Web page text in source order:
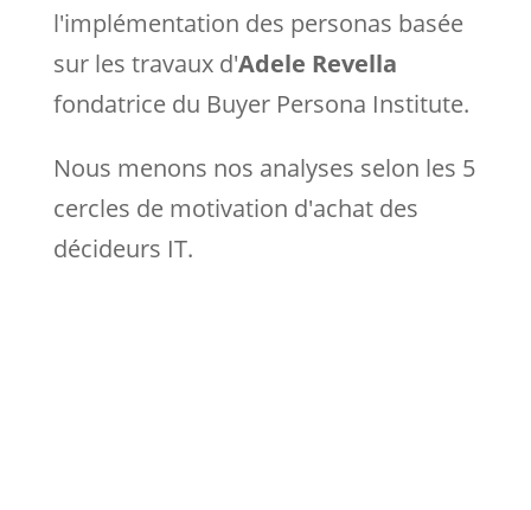
l'implémentation des personas basée
sur les travaux d'Adele Revella
fondatrice du Buyer Persona Institute.
Nous menons nos analyses selon les 5
cercles de motivation d'achat des
décideurs IT.